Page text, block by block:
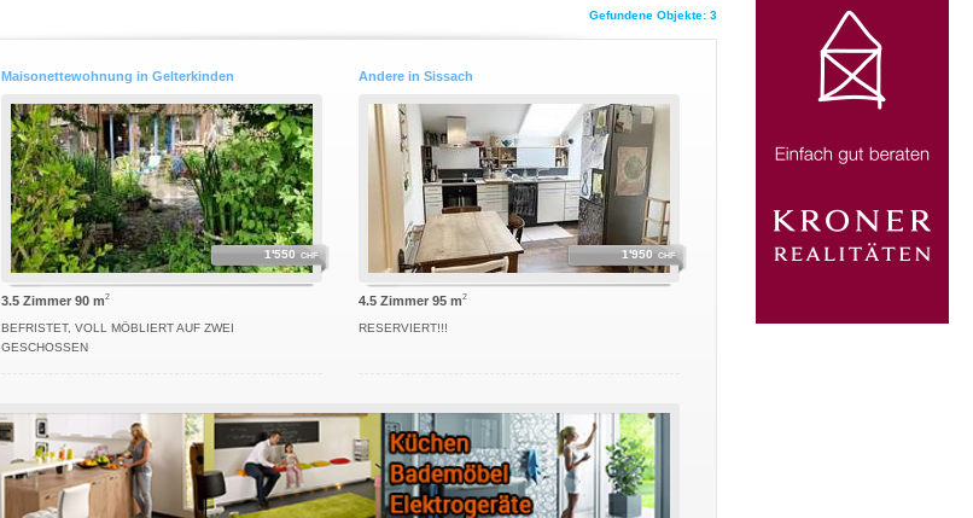
Gefundene Objekte: 3
Maisonettewohnung in Gelterkinden
1'550 CHF
3.5 Zimmer 90 m2
BEFRISTET, VOLL MÖBLIERT AUF ZWEI
GESCHOSSEN
Andere in Sissach
1'950 CHF
4.5 Zimmer 95 m2
RESERVIERT!!!